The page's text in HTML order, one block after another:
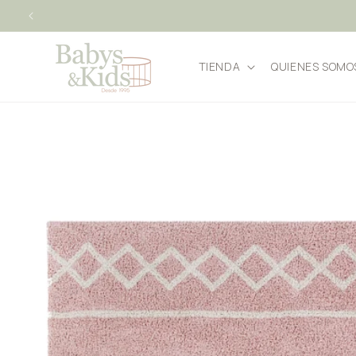
DIRECTAMENTE
AL CONTENIDO
TIENDA QUIENES